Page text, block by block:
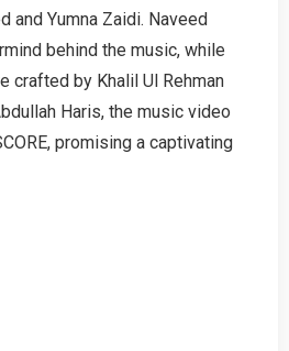
and Yumna Zaidi. Naveed
behind the music, while
crafted by Khalil Ul Rehman
Haris, the music video
promising a captivating